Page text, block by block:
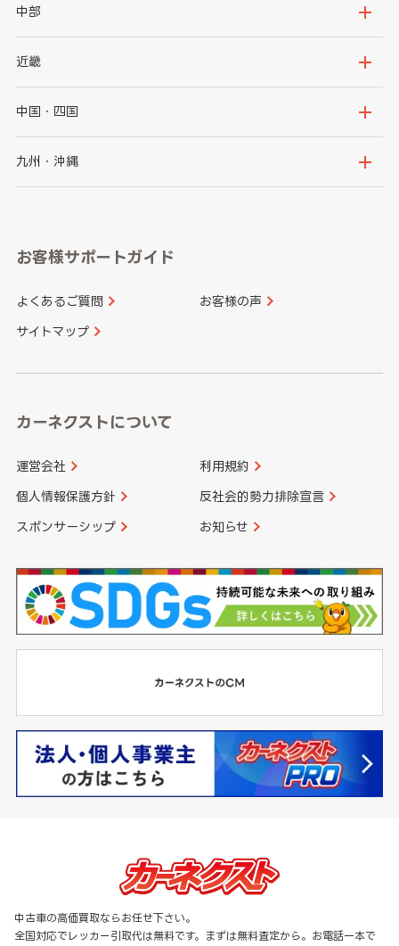
岩手県
秋田県
茨城県
群馬県
千葉県
神奈川県
中部
新潟県
石川県
山梨県
愛知県
近畿
大阪府
京都府
和歌山県
中国・四国
鳥取県
山口県
香川県 愛媛県
九州・沖縄
長崎県
大分県 宮崎県
お客様サポートガイド
よくあるご質問 お客様の声
サイトマップ
カーネクストについて
運営会社 利用規約
個人情報保護方針 反社会的勢力排除宣言
スポンサーシップ お知らせ
中古車の高価買取ならお任せ下さい。
全国対応でレッカー引取代は無料です。まずは無料査定から。お電話一本で